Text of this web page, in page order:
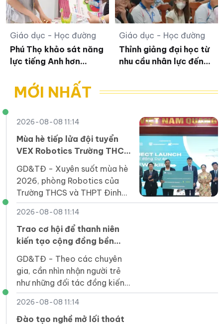
Giáo dục - Học đường
Phú Thọ khảo sát năng
lực tiếng Anh hơn
thông
Giáo dục - Học đường
Thỉnh giảng đại học từ
nhu cầu nhân lực đến
MỚI NHẤT
2026-08-08 11:14
Mùa hè tiếp lửa đội tuyển
VEX Robotics Trường THCS
và THPT Đinh Thiện Lý
GD&TĐ - ​​Xuyên suốt mùa hè
2026, phòng Robotics của
Trường THCS và THPT Đinh
Thiện Lý (LSTS) luôn sôi nổi
trong không khí học tập và
sáng tạo.
2026-08-08 11:14
Trao cơ hội để thanh niên
kiến tạo cộng đồng bền
GD&TĐ - Theo các chuyên
gia, cần nhìn nhận người trẻ
như những đối tác đồng kiến
tạo, trực tiếp tham gia giải
quyết các vấn đề của cộng
đồng.
2026-08-08 11:14
Đào tạo nghề mở lối thoát